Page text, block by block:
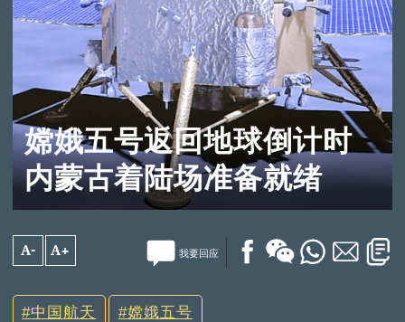
嫦娥五号返回地球倒计时
内蒙古着陆场准备就绪
A- A+ 我要回应
中国航天 嫦娥五号